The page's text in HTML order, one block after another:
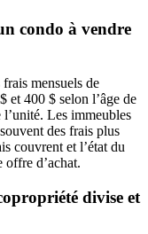
condo à vendre
mensuels de
et 400 $ selon l’âge de
Les immeubles
des frais plus
couvrent et l’état du
offre d’achat.
divise et